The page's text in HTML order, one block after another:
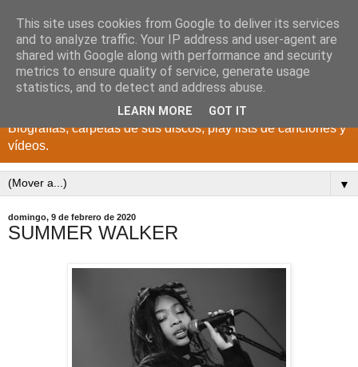
DISCOS PARA EL
RECUERDO
CANTANTES Y GRUPOS DE LOS AÑOS 1950 a 2022.
Biografías, carpetas de sus discos, play lists de canciones y
vídeos.
▼
domingo, 9 de febrero de 2020
SUMMER WALKER
This site uses cookies from Google to deliver its services
and to analyze traffic. Your IP address and user-agent are
shared with Google along with performance and security
metrics to ensure quality of service, generate usage
statistics, and to detect and address abuse.
LEARN MORE GOT IT